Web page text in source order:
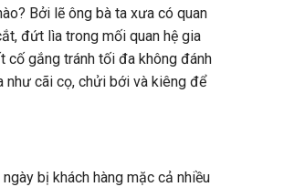
Bởi lẽ ông bà ta xưa có quan
đứt lìa trong mối quan hệ gia
cố gắng tránh tối đa không đánh
như cãi cọ, chửi bới và kiêng để
bị khách hàng mặc cả nhiều